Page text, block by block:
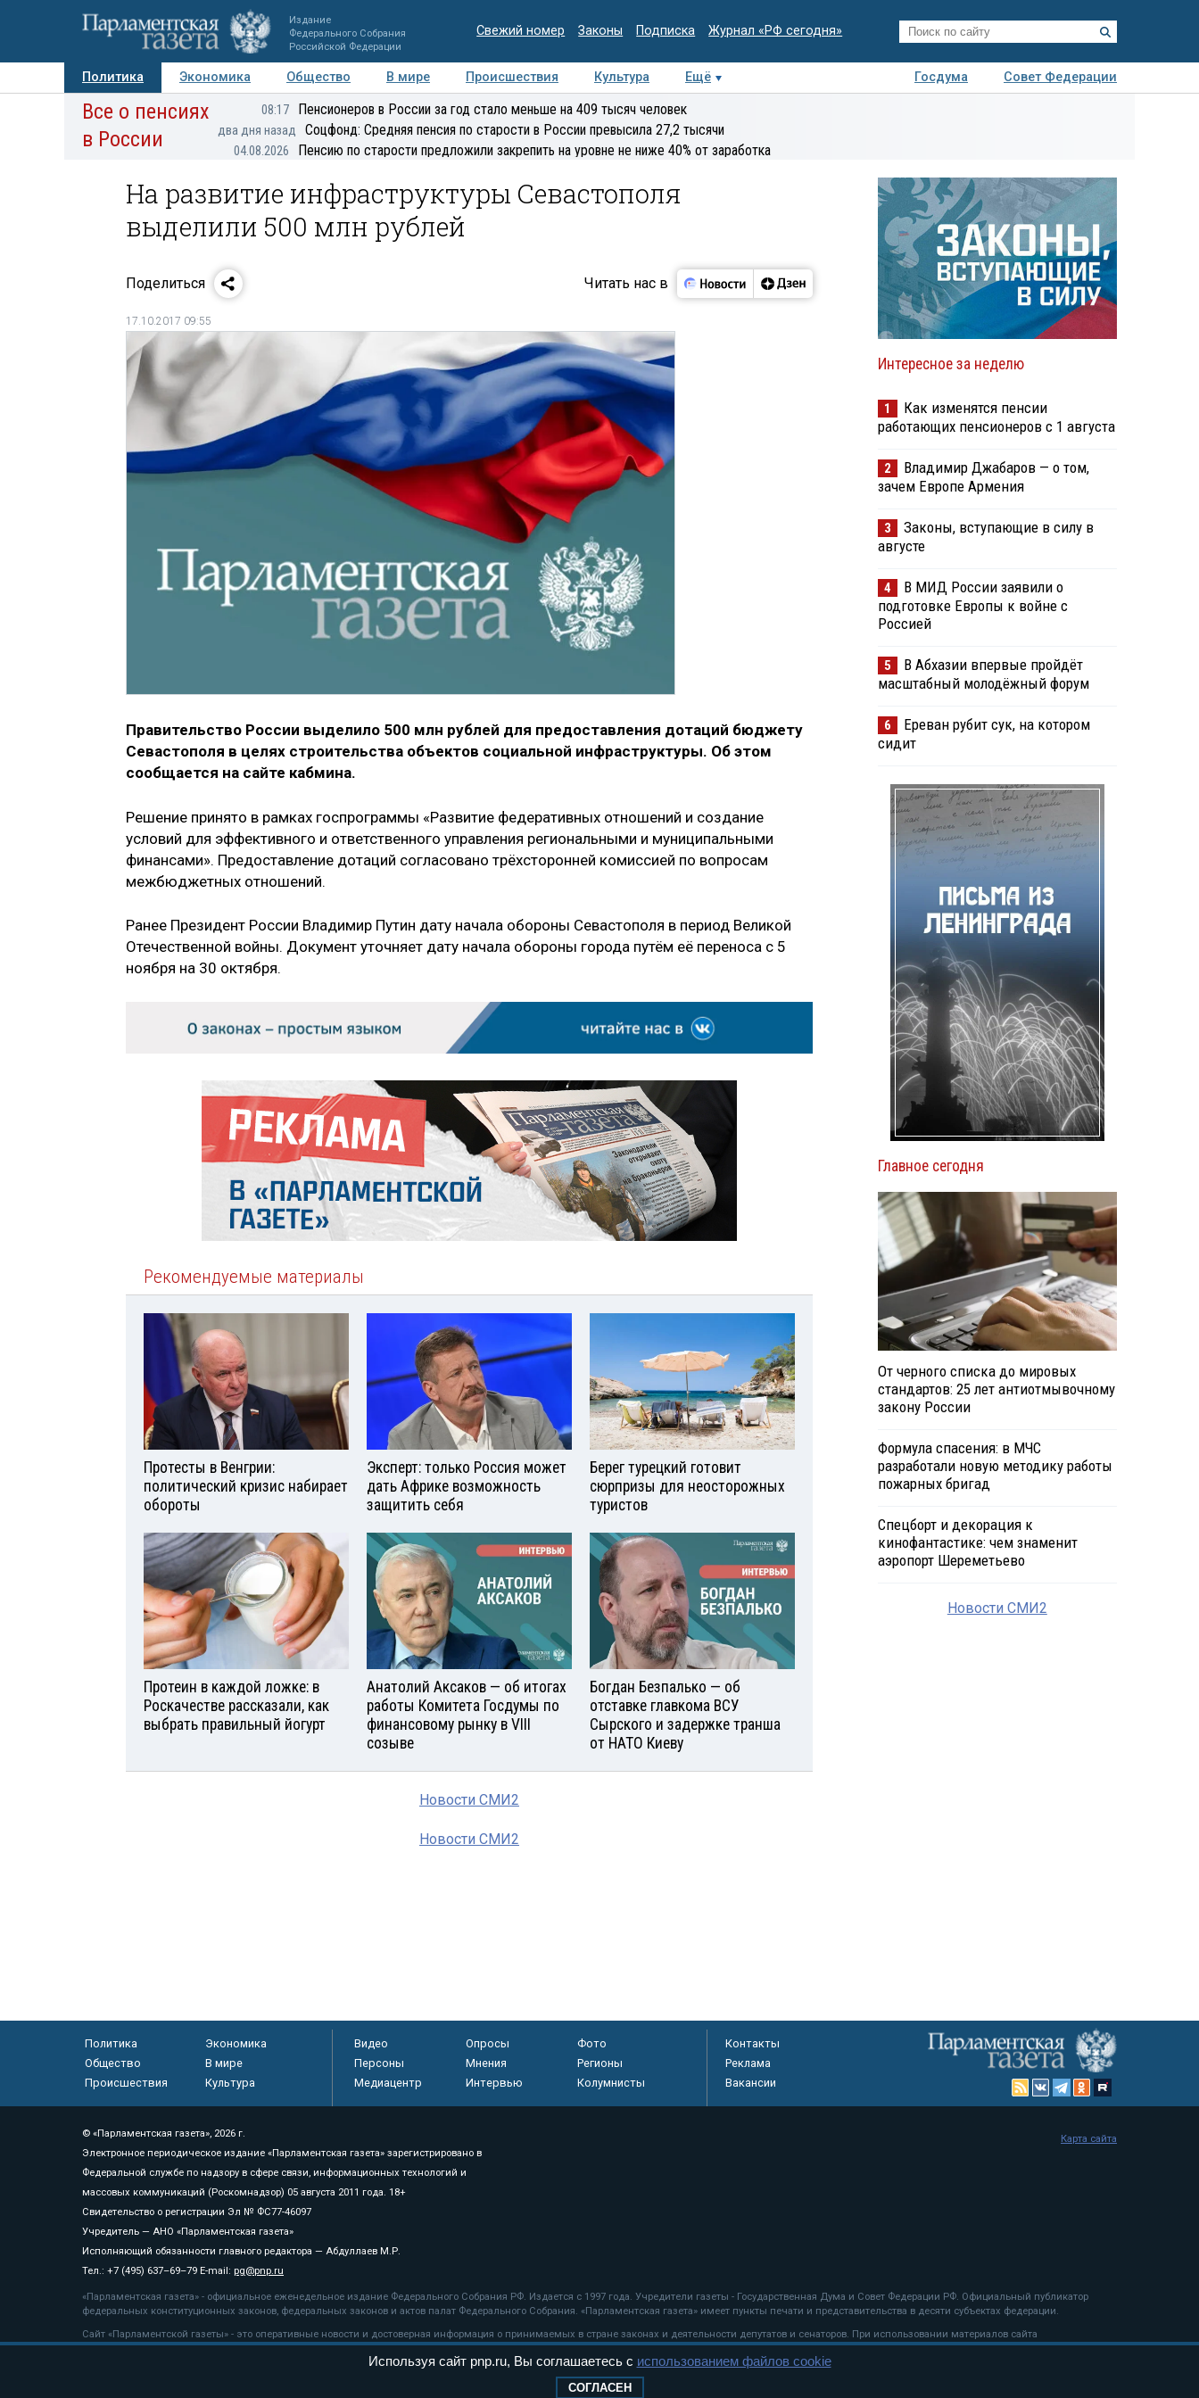
Издание
Федерального Собрания
Российской Федерации
Свежий номер Законы Подписка Журнал «РФ сегодня»
Политика Экономика Общество В мире Происшествия Культура Ещё Госдума
Совет Федерации
Авторы Персоны Мнения Регионы Медиацентр Интервью Колумнисты
Все о пенсиях
в России
08:17 Пенсионеров в России за год стало меньше на 409 тысяч человек
два дня назад Соцфонд: Средняя пенсия по старости в России превысила 27,2 тысячи
04.08.2026 Пенсию по старости предложили закрепить на уровне не ниже 40% от заработка
На развитие инфраструктуры Севастополя
выделили 500 млн рублей
Поделиться Читать нас в
17.10.2017 09:55
Правительство России выделило 500 млн рублей для предоставления дотаций бюджету
Севастополя в целях строительства объектов социальной инфраструктуры. Об этом
сообщается на сайте кабмина.
Решение принято в рамках госпрограммы «Развитие федеративных отношений и создание
условий для эффективного и ответственного управления региональными и муниципальными
финансами». Предоставление дотаций согласовано трёхсторонней комиссией по вопросам
межбюджетных отношений.
Ранее Президент России Владимир Путин дату начала обороны Севастополя в период Великой
Отечественной войны. Документ уточняет дату начала обороны города путём её переноса с 5
ноября на 30 октября.
Рекомендуемые материалы
Протесты в Венгрии:
политический кризис набирает
обороты
Эксперт: только Россия может
дать Африке возможность
защитить себя
Берег турецкий готовит
сюрпризы для неосторожных
туристов
Протеин в каждой ложке: в
Роскачестве рассказали, как
выбрать правильный йогурт
Анатолий Аксаков — об итогах
работы Комитета Госдумы по
финансовому рынку в VIII
созыве
Богдан Безпалько — об
отставке главкома ВСУ
Сырского и задержке транша
от НАТО Киеву
Новости СМИ2
Новости СМИ2
Интересное за неделю
1
Как изменятся пенсии
работающих пенсионеров с 1 августа
2
Владимир Джабаров — о том,
зачем Европе Армения
3
Законы, вступающие в силу в
августе
4
В МИД России заявили о
подготовке Европы к войне с
Россией
5
В Абхазии впервые пройдёт
масштабный молодёжный форум
6
Ереван рубит сук, на котором
сидит
Главное сегодня
От черного списка до мировых
стандартов: 25 лет антиотмывочному
закону России
Формула спасения: в МЧС
разработали новую методику работы
пожарных бригад
Спецборт и декорация к
кинофантастике: чем знаменит
аэропорт Шереметьево
Новости СМИ2
Политика
Экономика
Общество
В мире
Происшествия
Культура
Видео Опросы
Фото
Персоны
Мнения
Регионы
Медиацентр
Интервью Колумнисты
Контакты
Реклама
Вакансии
© «Парламентская газета», 2026 г.
Электронное периодическое издание «Парламентская газета» зарегистрировано в
Федеральной службе по надзору в сфере связи, информационных технологий и
массовых коммуникаций (Роскомнадзор) 05 августа 2011 года. 18+
Свидетельство о регистрации Эл № ФС77-46097
Учредитель — АНО «Парламентская газета»
Исполняющий обязанности главного редактора — Абдуллаев М.Р.
Тел.: +7 (495) 637–69–79 E-mail: pg@pnp.ru
«Парламентская газета» - официальное еженедельное издание Федерального Собрания РФ. Издается с 1997 года. Учредители газеты - Государственная Дума и Совет Федерации РФ. Официальный публикатор
федеральных конституционных законов, федеральных законов и актов палат Федерального Собрания. «Парламентская газета» имеет пункты печати и представительства в десяти субъектах федерации.
Сайт «Парламентской газеты» - это оперативные новости и достоверная информация о принимаемых в стране законах и деятельности депутатов и сенаторов. При использовании материалов сайта
«Парламентской газеты» активная ссылка на pnp.ru обязательна.
рекомендательные технологии
Карта сайта
Используя сайт pnp.ru, Вы соглашаетесь с использованием файлов cookie
СОГЛАСЕН